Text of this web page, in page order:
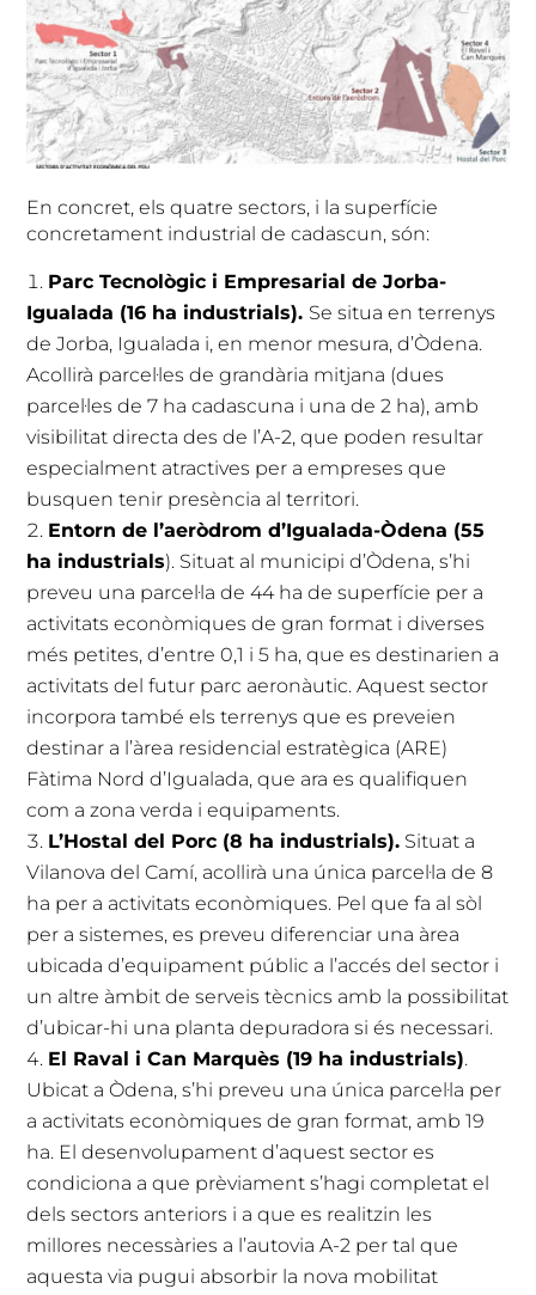
En concret, els quatre sectors, i la superfície
concretament industrial de cadascun, són:
Parc Tecnològic i Empresarial de Jorba-
Igualada (16 ha industrials). Se situa en terrenys
de Jorba, Igualada i, en menor mesura, d’Òdena.
Acollirà parcel·les de grandària mitjana (dues
parcel·les de 7 ha cadascuna i una de 2 ha), amb
visibilitat directa des de l’A-2, que poden resultar
especialment atractives per a empreses que
busquen tenir presència al territori.
Entorn de l’aeròdrom d’Igualada-Òdena (55
ha industrials). Situat al municipi d’Òdena, s’hi
preveu una parcel·la de 44 ha de superfície per a
activitats econòmiques de gran format i diverses
més petites, d’entre 0,1 i 5 ha, que es destinarien a
activitats del futur parc aeronàutic. Aquest sector
incorpora també els terrenys que es preveien
destinar a l’àrea residencial estratègica (ARE)
Fàtima Nord d’Igualada, que ara es qualifiquen
com a zona verda i equipaments.
L’Hostal del Porc (8 ha industrials). Situat a
Vilanova del Camí, acollirà una única parcel·la de 8
ha per a activitats econòmiques. Pel que fa al sòl
per a sistemes, es preveu diferenciar una àrea
ubicada d’equipament públic a l’accés del sector i
un altre àmbit de serveis tècnics amb la possibilitat
d’ubicar-hi una planta depuradora si és necessari.
El Raval i Can Marquès (19 ha industrials).
Ubicat a Òdena, s’hi preveu una única parcel·la per
a activitats econòmiques de gran format, amb 19
ha. El desenvolupament d’aquest sector es
condiciona a que prèviament s’hagi completat el
dels sectors anteriors i a que es realitzin les
millores necessàries a l’autovia A-2 per tal que
aquesta via pugui absorbir la nova mobilitat